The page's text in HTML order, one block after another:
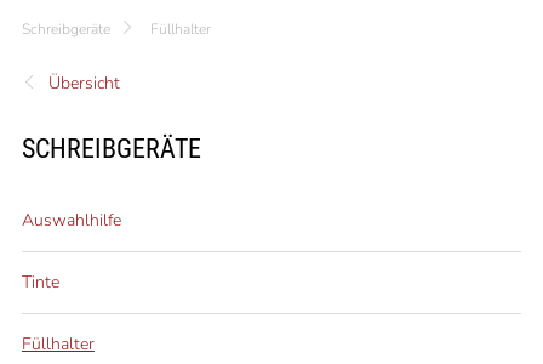
Übersicht
Schreibgeräte Füllhalter
SCHREIBGERÄTE
Auswahlhilfe
Tinte
Füllhalter